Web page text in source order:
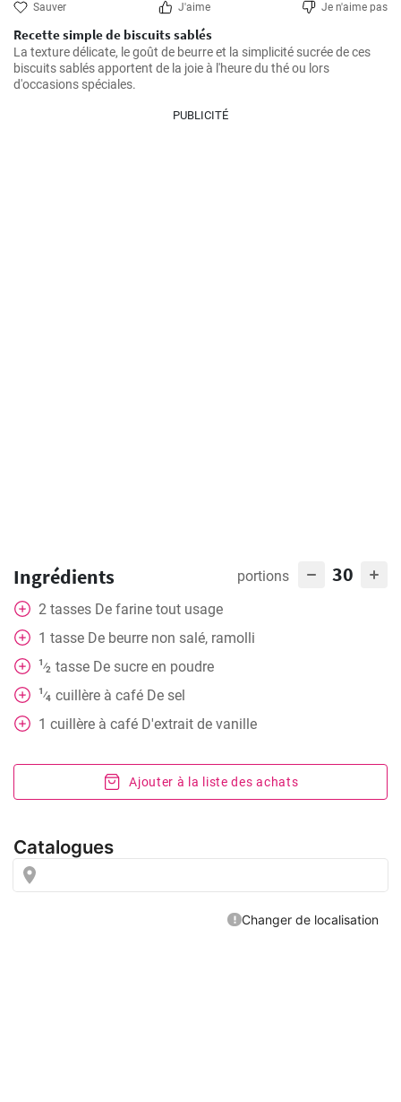
Sauver J'aime Je n'aime pas
Recette simple de biscuits sablés
La texture délicate, le goût de beurre et la simplicité sucrée de ces
biscuits sablés apportent de la joie à l'heure du thé ou lors
d'occasions spéciales.
PUBLICITÉ
Ingrédients portions 30
2 tasses De farine tout usage
1 tasse De beurre non salé, ramolli
1⁄2 tasse De sucre en poudre
1⁄4 cuillère à café De sel
1 cuillère à café D'extrait de vanille
Ajouter à la liste des achats